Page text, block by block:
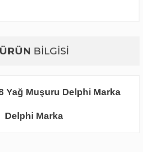
ÜRÜN BİLGİSİ
Yağ Muşuru Delphi Marka
Delphi Marka